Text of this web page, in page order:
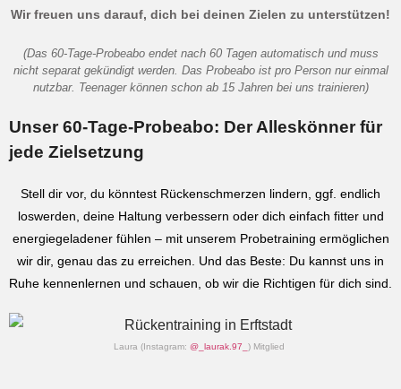
Wir freuen uns darauf, dich bei deinen Zielen zu unterstützen!
(Das 60-Tage-Probeabo endet nach 60 Tagen automatisch und muss
nicht separat gekündigt werden. Das Probeabo ist pro Person nur einmal
nutzbar. Teenager können schon ab 15 Jahren bei uns trainieren)
Unser 60-Tage-Probeabo: Der Alleskönner für
jede Zielsetzung
Stell dir vor, du könntest Rückenschmerzen lindern, ggf. endlich
loswerden, deine Haltung verbessern oder dich einfach fitter und
energiegeladener fühlen – mit unserem Probetraining ermöglichen
wir dir, genau das zu erreichen. Und das Beste: Du kannst uns in
Ruhe kennenlernen und schauen, ob wir die Richtigen für dich sind.
Laura (Instagram: @_laurak.97_ ) Mitglied